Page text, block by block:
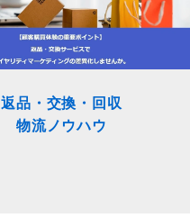
返品・交換・回収
物流ノウハウ